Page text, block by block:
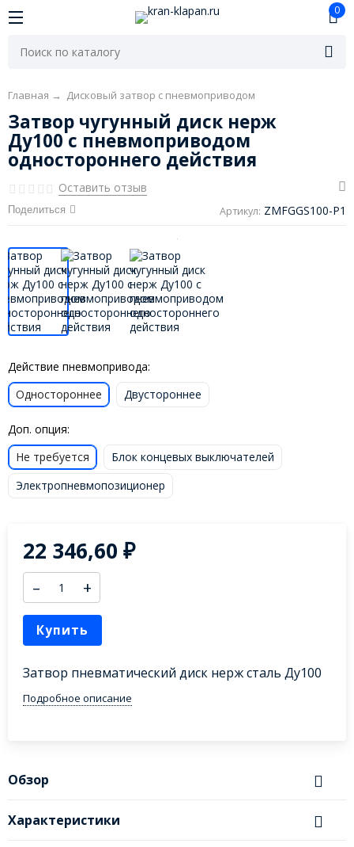
0
Главная → Дисковый затвор с пневмоприводом
Затвор чугунный диск нерж
Ду100 с пневмоприводом
одностороннего действия
Оставить отзыв
Поделиться Артикул: ZMFGGS100-P1
Действие пневмопривода:
Одностороннее
Двустороннее
Доп. опция:
Не требуется
Блок концевых выключателей
Электропневмопозиционер
22 346,60₽
– +
Купить
Затвор пневматический диск нерж сталь Ду100
Подробное описание
Обзор
Характеристики